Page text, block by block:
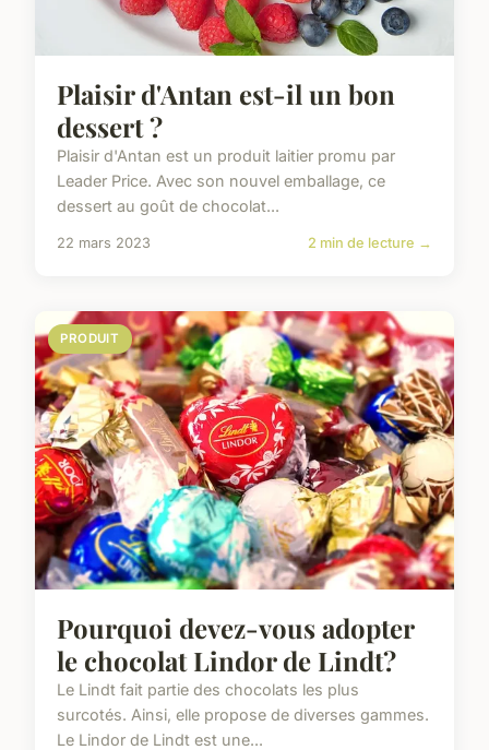
Plaisir d'Antan est-il un bon
dessert ?
Plaisir d'Antan est un produit laitier promu par
Leader Price. Avec son nouvel emballage, ce
dessert au goût de chocolat...
22 mars 2023 2 min de lecture →
PRODUIT
Pourquoi devez-vous adopter
le chocolat Lindor de Lindt?
Le Lindt fait partie des chocolats les plus
surcotés. Ainsi, elle propose de diverses gammes.
Le Lindor de Lindt est une...